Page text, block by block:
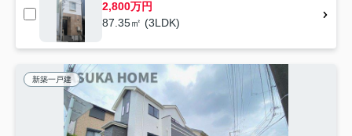
2,800万円
87.35㎡ (3LDK)
新築一戸建